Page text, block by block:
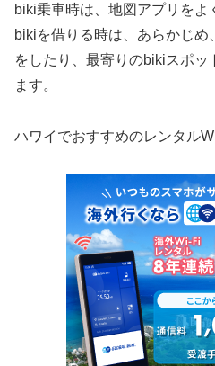
biki乗車時は、地図アプリをよ
bikiを借りる時は、あらかじ
をしたり、最寄りのbikiスポッ
ます。
ハワイでおすすめのレンタル